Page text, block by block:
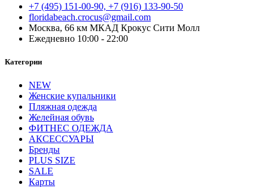
+7 (495) 151-00-90, +7 (916) 133-90-50
floridabeach.crocus@gmail.com
Москва, 66 км МКАД Крокус Сити Молл
Ежедневно 10:00 - 22:00
Категории
NEW
Женские купальники
Пляжная одежда
Желейная обувь
ФИТНЕС ОДЕЖДА
АКСЕССУАРЫ
Бренды
PLUS SIZE
SALE
Карты